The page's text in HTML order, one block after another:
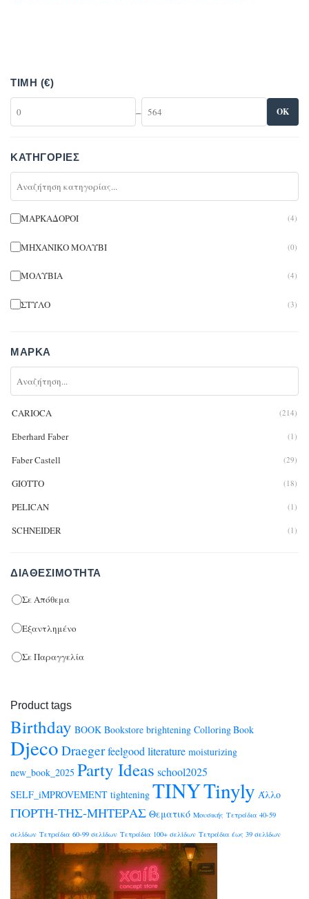
ΤΙΜΉ (€)
– OK
ΚΑΤΗΓΟΡΊΕΣ
ΜΑΡΚΑΔΟΡΟΙ (4)
ΜΗΧΑΝΙΚΟ ΜΟΛΥΒΙ (0)
ΜΟΛΥΒΙΑ (4)
ΣΤΥΛΟ (3)
ΜΆΡΚΑ
CARIOCA (214)
Eberhard Faber (1)
Faber Castell (29)
GIOTTO (18)
PELICAN (1)
SCHNEIDER (1)
ΔΙΑΘΕΣΙΜΌΤΗΤΑ
Σε Απόθεμα
Εξαντλημένο
Σε Παραγγελία
Product tags
Birthday BOOK Bookstore brightening Colloring Book
Djeco Draegerfeelgood literature moisturizing
new_book_2025 Party Ideas school2025
SELF_iMPROVEMENT tightening TINYTinyly Άλλο
ΓΙΟΡΤΗ-ΤΗΣ-ΜΗΤΕΡΑΣ Θεματικό Μουσικής Τετράδια 40-59
σελίδων Τετράδια 60-99 σελίδων Τετράδια 100+ σελίδων Τετράδια έως 39 σελίδων